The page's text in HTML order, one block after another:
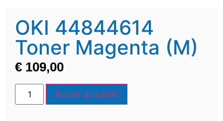
OKI 44844614
Toner Magenta (M)
€ 109,00
Ajouter au panier